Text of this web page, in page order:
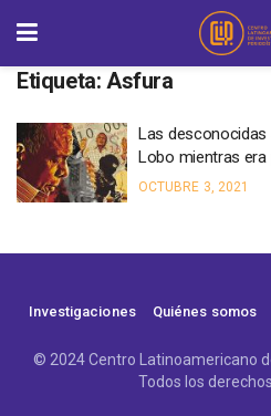
Etiqueta: Asfura
Las
Lobo mientras era
OCTUBRE 3, 2021
Investigaciones Quiénes somos
© 2024 Centro Latinoamericano
Todos los